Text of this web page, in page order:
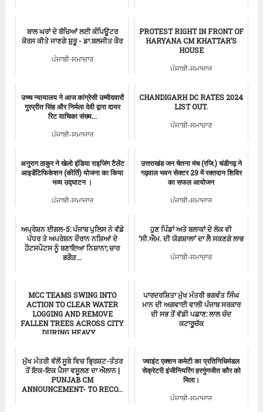
ਬਾਲ ਘਰਾਂ ਦੇ ਬੱਚਿਆਂ ਲਈ ਕੰਪਿਊਟਰ
ਕੋਰਸ ਕੀਤੇ ਜਾਣਗੇ ਸ਼ੁਰੂ - ਡਾ.ਬਲਜੀਤ ਕੌਰ
ਪੰਜਾਬੀ-ਸਮਾਚਾਰ
PROTEST RIGHT IN FRONT OF
HARYANA CM KHATTAR’S
HOUSE
ਪੰਜਾਬੀ-ਸਮਾਚਾਰ
उच्च न्यायालय ने आज कांग्रेसी उम्मीदवारों
गुरप्रीत सिंह और निर्मला देवी द्वारा दायर
रिट याचिका संख्य...
ਪੰਜਾਬੀ-ਸਮਾਚਾਰ
CHANDIGARH DC RATES 2024
LIST OUT.
ਪੰਜਾਬੀ-ਸਮਾਚਾਰ
अनुराग ठाकुर ने खेलो इंडिया राइजिंग टैलेंट
आइडेंटिफिकेशन (कीर्ति) योजना का किया
भव्य उद्घाटन ।
ਪੰਜਾਬੀ-ਸਮਾਚਾਰ
उत्तराखंड जन चेतना मंच (रजि.) चंडीगढ़ ने
गढ़वाल भवन सेक्टर 29 में रक्तदान शिविर
का सफल आयोजन
ਪੰਜਾਬੀ-ਸਮਾਚਾਰ
ਅਪ੍ਰੇਸ਼ਨ ਈਗਲ-5: ਪੰਜਾਬ ਪੁਲਿਸ ਨੇ ਵੱਡੇ
ਪੱਧਰ ਤੇ ਅਪਰੇਸ਼ਨ ਦੌਰਾਨ ਨਸ਼ਿਆਂ ਦੇ
ਹੌਟਸਪੌਟਸ ਨੂੰ ਬਣਾਇਆ ਨਿਸ਼ਾਨਾ; ਚਾਰ
ਭਗੌੜ...
ਹੁਣ ਪਿੰਡਾਂ ਅਤੇ ਬਲਾਕਾਂ ਦੇ ਲੋਕ ਵੀ
‘ਸੀ.ਐਮ. ਦੀ ਯੋਗਸ਼ਾਲਾ’ ਦਾ ਲੈ ਸਕਣਗੇ ਲਾਭ
ਪੰਜਾਬੀ-ਸਮਾਚਾਰ
MCC TEAMS SWING INTO
ACTION TO CLEAR WATER
LOGGING AND REMOVE
FALLEN TREES ACROSS CITY
DURING HEAVY ...
ਪਾਰਦਰਸ਼ਿਤਾ ਮੁੱਖ ਮੰਤਰੀ ਭਗਵੰਤ ਸਿੰਘ
ਮਾਨ ਦੀ ਅਗਵਾਈ ਵਾਲੀ ਪੰਜਾਬ ਸਰਕਾਰ
ਦੀ ਸਭ ਤੋਂ ਵੱਡੀ ਪਛਾਣ: ਲਾਲ ਚੰਦ
ਕਟਾਰੂਚੱਕ
ਮੁੱਖ ਮੰਤਰੀ ਵੱਲੋਂ ਸੂਬੇ ਵਿਚ ਭਿ੍ਰਸ਼ਟ-ਤੰਤਰ
ਤੋਂ ਇਕ-ਇਕ ਪੈਸਾ ਵਸੂਲਣ ਦਾ ਐਲਾਨ |
PUNJAB CM
ANNOUNCEMENT- TO RECO...
ज्वाइंट एक्शन कमेटी का प्रतिनिधिमंडल
सेक्रेटरी इंजीनियरिंग हरगुंणजीत कौर को
मिला।
ਪੰਜਾਬੀ-ਸਮਾਚਾਰ